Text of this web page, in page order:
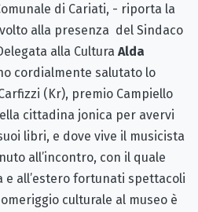
di Cariati, - riporta la
alla presenza del Sindaco
alla Cultura Alda
cordialmente salutato lo
(Kr), premio Campiello
cittadina jonica per avervi
libri, e dove vive il musicista
all’incontro, con il quale
e all’estero fortunati spettacoli
culturale al museo è